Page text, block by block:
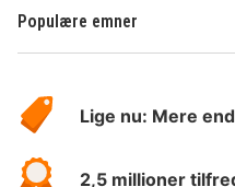
Populære emner
HotelSpecials
Lige nu: Mere
2,5 millioner